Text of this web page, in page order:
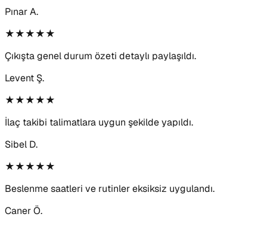
Pınar A.
★★★★★
Çıkışta genel durum özeti detaylı paylaşıldı.
Levent Ş.
★★★★★
İlaç takibi talimatlara uygun şekilde yapıldı.
Sibel D.
★★★★★
Beslenme saatleri ve rutinler eksiksiz uygulandı.
Caner Ö.